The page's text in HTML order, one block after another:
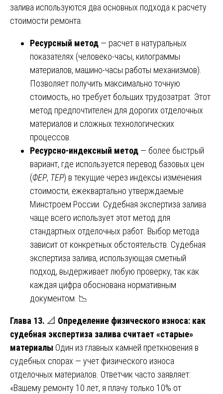
залива используются два основных подхода к расчету
стоимости ремонта.
Ресурсный метод — расчет в натуральных
показателях (человеко-часы, килограммы
материалов, машино-часы работы механизмов).
Позволяет получить максимально точную
стоимость, но требует больших трудозатрат. Этот
метод предпочтителен для дорогих отделочных
материалов и сложных технологических
процессов.
Ресурсно-индексный метод — более быстрый
вариант, где используется перевод базовых цен
(ФЕР, ТЕР) в текущие через индексы изменения
стоимости, ежеквартально утверждаемые
Минстроем России. Судебная экспертиза залива
чаще всего использует этот метод для
стандартных отделочных работ. Выбор метода
зависит от конкретных обстоятельств. Судебная
экспертиза залива, использующая сметный
подход, выдерживает любую проверку, так как
каждая цифра обоснована нормативным
документом. 📉
Глава 13. 📐 Определение физического износа: как
судебная экспертиза залива считает «старые»
материалы Один из главных камней преткновения в
судебных спорах — учет физического износа
отделочных материалов. Ответчик часто заявляет:
«Вашему ремонту 10 лет, я плачу только 10% от